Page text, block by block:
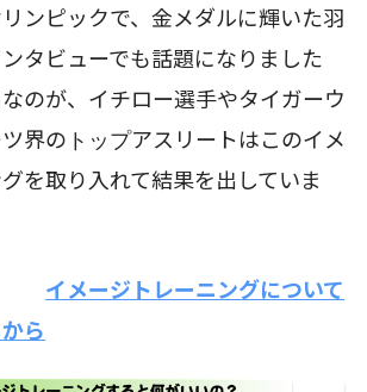
ンピックで、金メダルに輝いた羽
タビューでも話題になりました
のが、イチロー選手やタイガーウ
界の トップアスリートはこのイメ
を取り入れて結果を出していま
イメージトレーニングについて
ら